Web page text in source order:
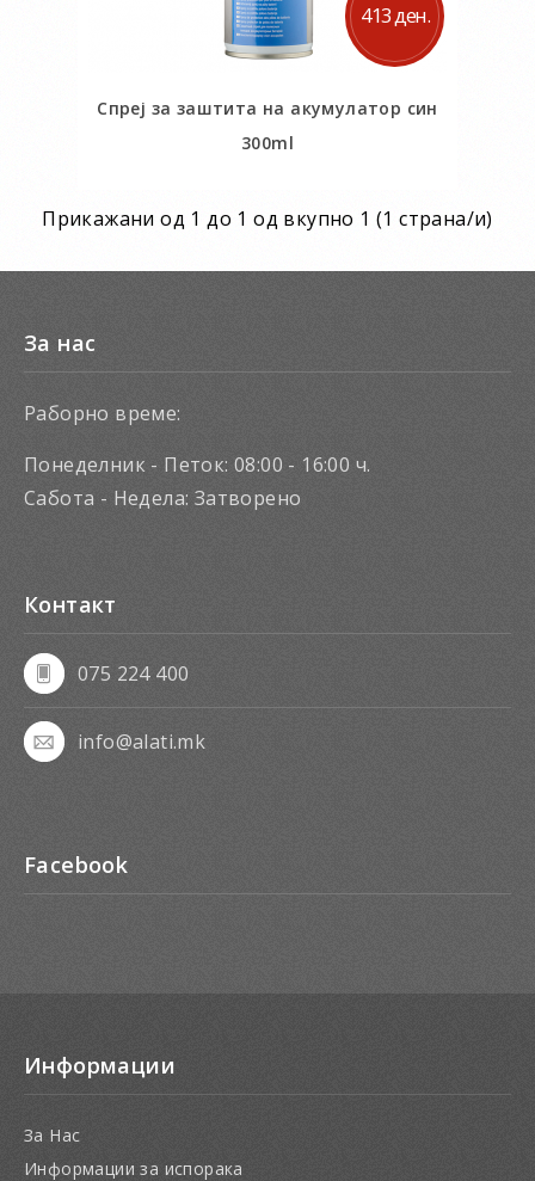
413 ден.
Спреј за заштита на акумулатор син
300ml
Во кошничка
Прикажани од 1 до 1 од вкупно 1 (1 страна/и)
За нас
Раборно време:
Понеделник - Петок: 08:00 - 16:00 ч.
Сабота - Недела: Затворено
Контакт
075 224 400
info@alati.mk
Facebook
Информации
За Нас
Информации за испорака